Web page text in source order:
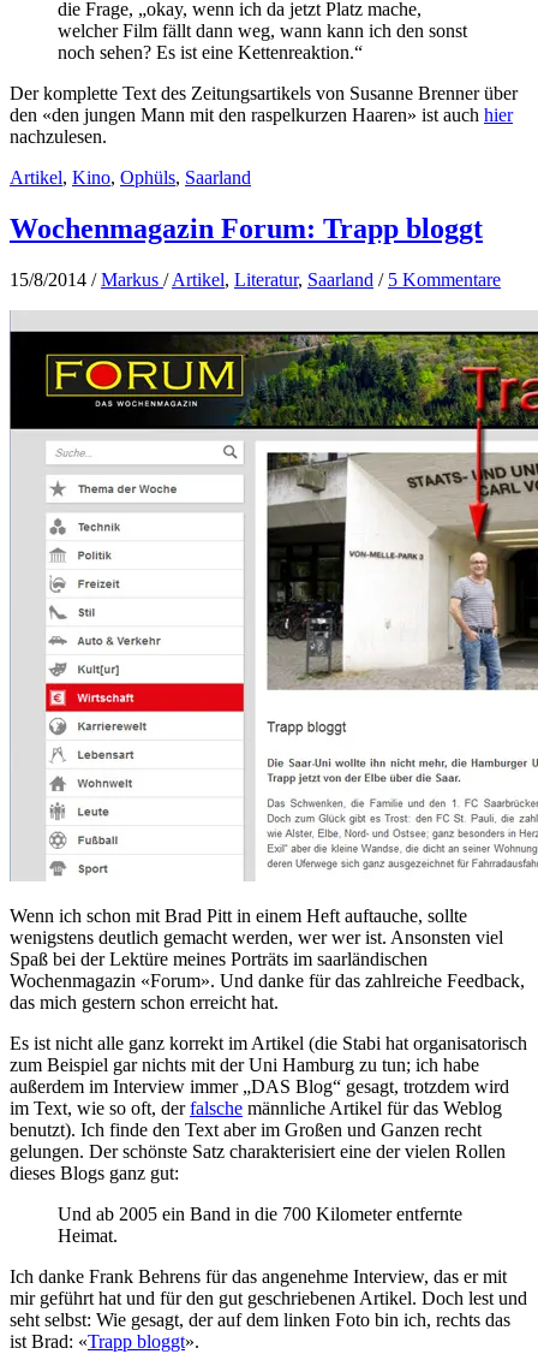
die Frage, „okay, wenn ich da jetzt Platz mache,
welcher Film fällt dann weg, wann kann ich den sonst
noch sehen? Es ist eine Kettenreaktion.“
Der komplette Text des Zeitungsartikels von Susanne Brenner über
den «den jungen Mann mit den raspelkurzen Haaren» ist auch hier
nachzulesen.
Artikel, Kino, Ophüls, Saarland
Wochenmagazin Forum: Trapp bloggt
15/8/2014 /Markus /Artikel, Literatur, Saarland / 5 Kommentare
Wenn ich schon mit Brad Pitt in einem Heft auftauche, sollte
wenigstens deutlich gemacht werden, wer wer ist. Ansonsten viel
Spaß bei der Lektüre meines Porträts im saarländischen
Wochenmagazin «Forum». Und danke für das zahlreiche Feedback,
das mich gestern schon erreicht hat.
Es ist nicht alle ganz korrekt im Artikel (die Stabi hat organisatorisch
zum Beispiel gar nichts mit der Uni Hamburg zu tun; ich habe
außerdem im Interview immer „DAS Blog“ gesagt, trotzdem wird
im Text, wie so oft, derfalsche männliche Artikel für das Weblog
benutzt). Ich finde den Text aber im Großen und Ganzen recht
gelungen. Der schönste Satz charakterisiert eine der vielen Rollen
dieses Blogs ganz gut:
Und ab 2005 ein Band in die 700 Kilometer entfernte
Heimat.
Ich danke Frank Behrens für das angenehme Interview, das er mit
mir geführt hat und für den gut geschriebenen Artikel. Doch lest und
seht selbst: Wie gesagt, der auf dem linken Foto bin ich, rechts das
ist Brad: «Trapp bloggt».